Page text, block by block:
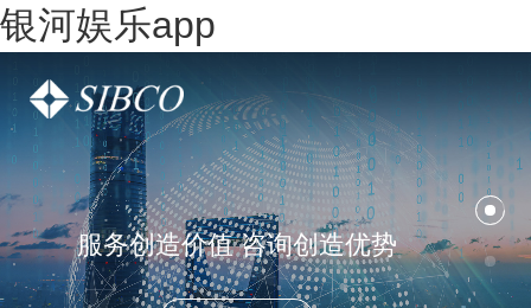
银河娱乐app
服务创造价值 咨询创造优势